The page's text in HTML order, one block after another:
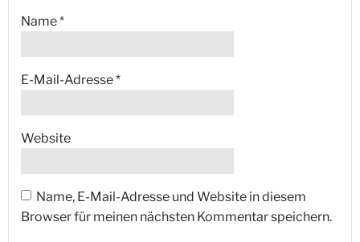
Name*
E-Mail-Adresse*
Website
Name, E-Mail-Adresse und Website in diesem
Browser für meinen nächsten Kommentar speichern.